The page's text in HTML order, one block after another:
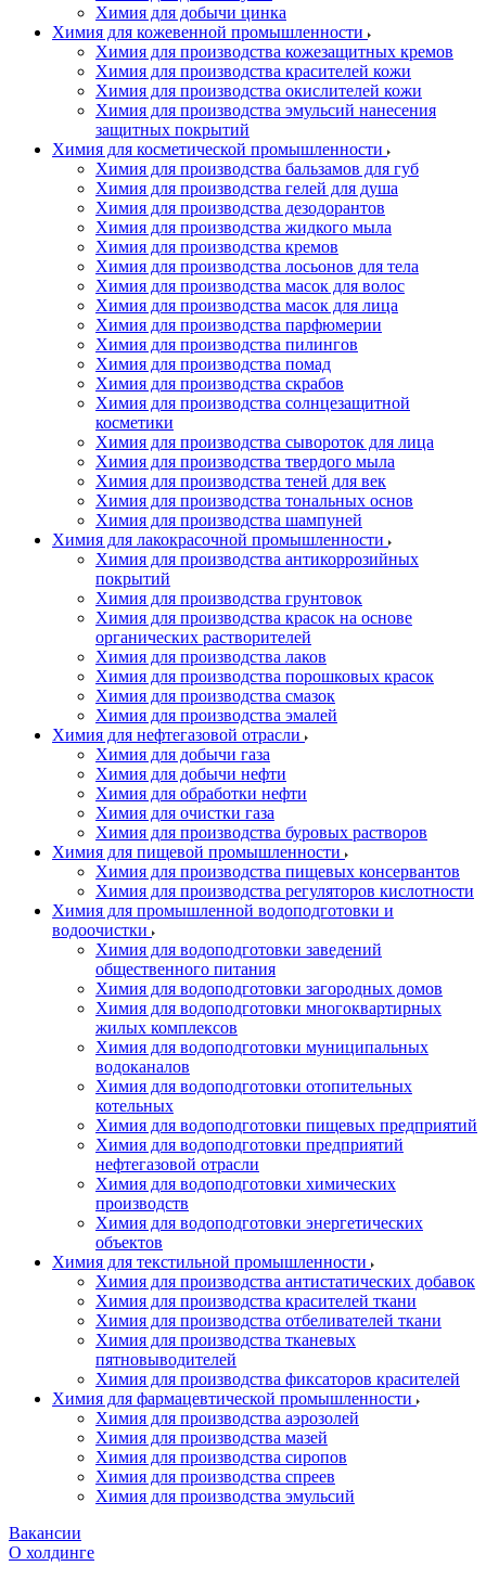
Химия для добычи цинка
Химия для кожевенной промышленности
Химия для производства кожезащитных кремов
Химия для производства красителей кожи
Химия для производства окислителей кожи
Химия для производства эмульсий нанесения
защитных покрытий
Химия для косметической промышленности
Химия для производства бальзамов для губ
Химия для производства гелей для душа
Химия для производства дезодорантов
Химия для производства жидкого мыла
Химия для производства кремов
Химия для производства лосьонов для тела
Химия для производства масок для волос
Химия для производства масок для лица
Химия для производства парфюмерии
Химия для производства пилингов
Химия для производства помад
Химия для производства скрабов
Химия для производства солнцезащитной
косметики
Химия для производства сывороток для лица
Химия для производства твердого мыла
Химия для производства теней для век
Химия для производства тональных основ
Химия для производства шампуней
Химия для лакокрасочной промышленности
Химия для производства антикоррозийных
покрытий
Химия для производства грунтовок
Химия для производства красок на основе
органических растворителей
Химия для производства лаков
Химия для производства порошковых красок
Химия для производства смазок
Химия для производства эмалей
Химия для нефтегазовой отрасли
Химия для добычи газа
Химия для добычи нефти
Химия для обработки нефти
Химия для очистки газа
Химия для производства буровых растворов
Химия для пищевой промышленности
Химия для производства пищевых консервантов
Химия для производства регуляторов кислотности
Химия для промышленной водоподготовки и
водоочистки
Химия для водоподготовки заведений
общественного питания
Химия для водоподготовки загородных домов
Химия для водоподготовки многоквартирных
жилых комплексов
Химия для водоподготовки муниципальных
водоканалов
Химия для водоподготовки отопительных
котельных
Химия для водоподготовки пищевых предприятий
Химия для водоподготовки предприятий
нефтегазовой отрасли
Химия для водоподготовки химических
производств
Химия для водоподготовки энергетических
объектов
Химия для текстильной промышленности
Химия для производства антистатических добавок
Химия для производства красителей ткани
Химия для производства отбеливателей ткани
Химия для производства тканевых
пятновыводителей
Химия для производства фиксаторов красителей
Химия для фармацевтической промышленности
Химия для производства аэрозолей
Химия для производства мазей
Химия для производства сиропов
Химия для производства спреев
Химия для производства эмульсий
Вакансии
О холдинге